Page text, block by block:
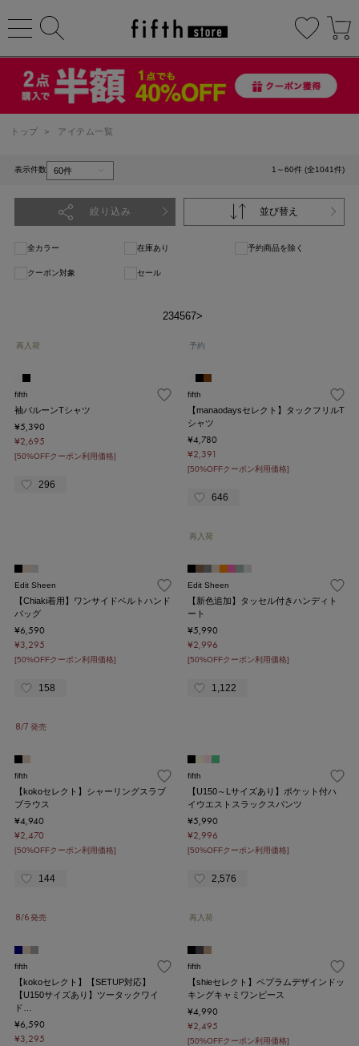
トップ > アイテム一覧
表示件数 1～60件 (全1041件)
絞り込み 並び替え
全カラー 在庫あり 予約商品を除く
クーポン対象 セール
234567>
再入荷
fifth
袖バルーンTシャツ
¥5,390
¥2,695
[50%OFFクーポン利用価格]
296
予約
fifth
【manaodaysセレクト】タックフリルT
シャツ
¥4,780
¥2,391
[50%OFFクーポン利用価格]
646
Edit Sheen
【Chiaki着用】ワンサイドベルトハンド
バッグ
¥6,590
¥3,295
[50%OFFクーポン利用価格]
158
再入荷
Edit Sheen
【新色追加】タッセル付きハンディト
ート
¥5,990
¥2,996
[50%OFFクーポン利用価格]
1,122
8/7 発売
fifth
【kokoセレクト】シャーリングスラブ
ブラウス
¥4,940
¥2,470
[50%OFFクーポン利用価格]
144
fifth
【U150～Lサイズあり】ポケット付ハ
イウエストスラックスパンツ
¥5,990
¥2,996
[50%OFFクーポン利用価格]
2,576
8/6 発売
fifth
【kokoセレクト】【SETUP対応】
【U150サイズあり】ツータックワイ
ド…
¥6,590
¥3,295
再入荷
fifth
【shieセレクト】ペプラムデザインドッ
キングキャミワンピース
¥4,990
¥2,495
[50%OFFクーポン利用価格]